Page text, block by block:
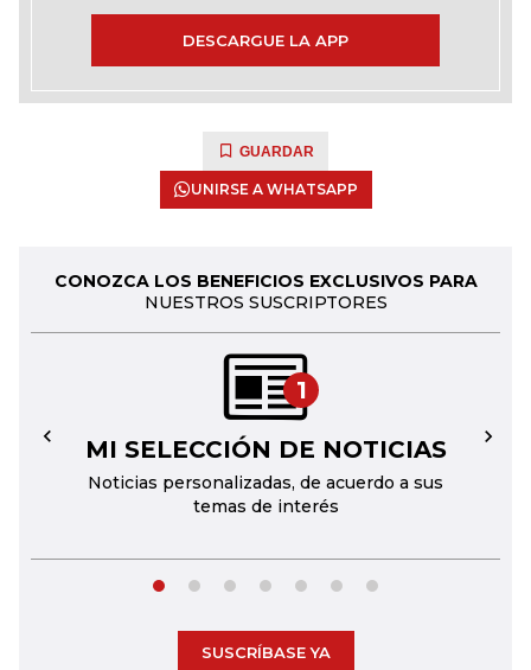
DESCARGUE LA APP
GUARDAR
UNIRSE A WHATSAPP
CONOZCA LOS BENEFICIOS EXCLUSIVOS PARA
NUESTROS SUSCRIPTORES
1
MI SELECCIÓN DE NOTICIAS
Noticias personalizadas, de acuerdo a sus
temas de interés
← →
SUSCRÍBASE YA